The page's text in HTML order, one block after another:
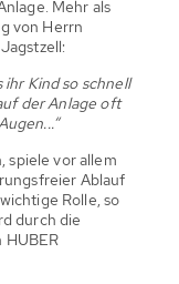
Mehr als
von Herrn
Kind so schnell
der Anlage oft
spiele vor allem
Ablauf
Rolle, so
durch die